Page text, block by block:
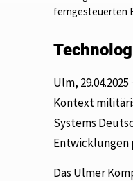
ferngesteuerten
Ulm,
Kontext
Systems
Entwicklungen
Das Ulmer